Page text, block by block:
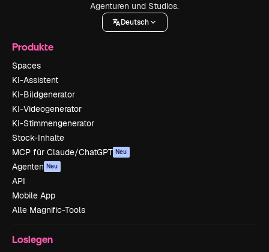
Agenturen und Studios.
Deutsch
Produkte
Spaces
KI-Assistent
KI-Bildgenerator
KI-Videogenerator
KI-Stimmengenerator
Stock-Inhalte
MCP für Claude/ChatGPT Neu
Agenten Neu
API
Mobile App
Alle Magnific-Tools
Loslegen